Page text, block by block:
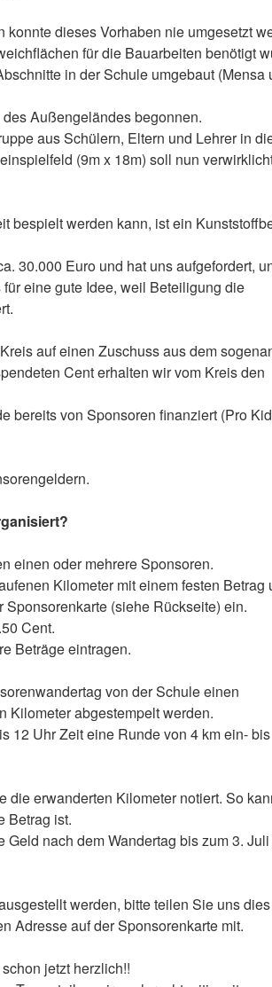
dieses Vorhaben nie umgesetzt
für die Bauarbeiten benötigt
in der Schule umgebaut (Mensa
Außengeländes begonnen.
aus Schülern, Eltern und Lehrer in
(9m x 18m) soll nun
bespielt werden kann, ist ein
30.000 Euro und hat uns aufgefordert,
eine gute Idee, weil Beteiligung die
auf einen Zuschuss aus dem
Cent erhalten wir vom Kreis den
bereits von Sponsoren finanziert (Pro
einen oder mehrere Sponsoren.
Kilometer mit einem festen Betrag
(siehe Rückseite) ein.
Cent.
Beträge eintragen.
von der Schule einen
Kilometer abgestempelt werden.
12 Uhr Zeit eine Runde von 4 km ein- bis
die erwanderten Kilometer notiert. So
Betrag ist.
nach dem Wandertag bis zum 3.
werden, bitte teilen Sie uns
Adresse auf der Sponsorenkarte mit.
jetzt herzlich!!